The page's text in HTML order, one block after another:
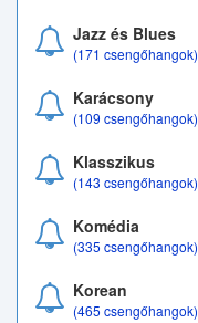
Jazz és Blues
(171 csengőhangok)
Karácsony
(109 csengőhangok)
Klasszikus
(143 csengőhangok)
Komédia
(335 csengőhangok)
Korean
(465 csengőhangok)